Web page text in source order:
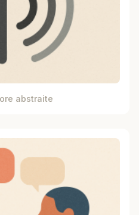
abstraite